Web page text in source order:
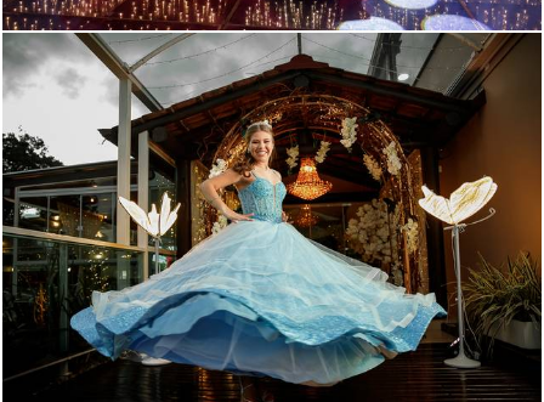
238 0